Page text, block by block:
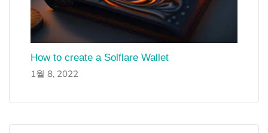
How to create a Solflare Wallet
1월 8, 2022